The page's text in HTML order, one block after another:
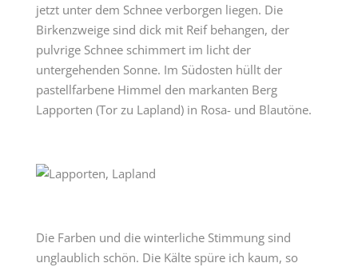
jetzt unter dem Schnee verborgen liegen. Die
Birkenzweige sind dick mit Reif behangen, der
pulvrige Schnee schimmert im licht der
untergehenden Sonne. Im Südosten hüllt der
pastellfarbene Himmel den markanten Berg
Lapporten (Tor zu Lapland) in Rosa- und Blautöne.
Die Farben und die winterliche Stimmung sind
unglaublich schön. Die Kälte spüre ich kaum, so